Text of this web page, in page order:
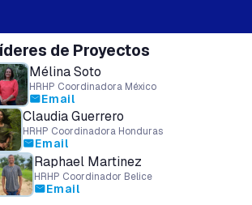
de Proyectos
Mélina Soto
HRHP Coordinadora México
mailEmail
Claudia Guerrero
HRHP Coordinadora Honduras
mailEmail
Raphael Martinez
HRHP Coordinador Belice
mailEmail